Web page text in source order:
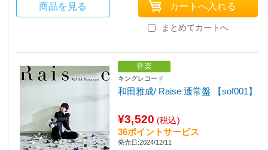
商品を見る
まとめてカートへ
音楽
キングレコード
和田雅成/ Raise 通常盤 【sof001】
¥3,520 (税込)
36ポイントサービス
発売日:2024/12/11